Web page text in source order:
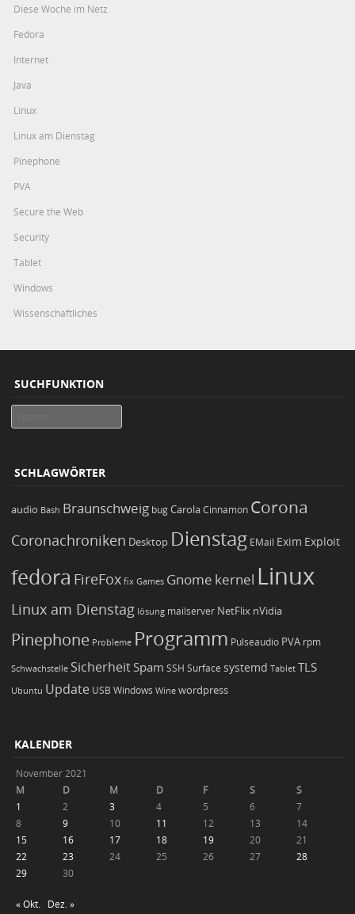
Diese Woche im Netz
Fedora
Internet
Java
Linux
Linux am Dienstag
Pinephone
PVA
Secure the Web
Security
Tablet
Windows
Wissenschaftliches
SUCHFUNKTION
SCHLAGWÖRTER
audio Bash Braunschweig bugCarola Cinnamon Corona
Coronachroniken Desktop Dienstag EMail Exim Exploit
fedora FireFox fix Games Gnome kernel Linux
Linux am Dienstag lösung mailserver NetFlix nVidia
Pinephone Probleme Programm Pulseaudio PVA rpm
Schwachstelle Sicherheit Spam SSH Surface systemd Tablet TLS
Ubuntu Update USB Windows Wine wordpress
KALENDER
November 2021
M
D M D F S
S
1
2 3 4 5 6
7
8
9 10 11 12 13
14
15
16 17 18 19 20
21
22
23 24 25 26 27
28
29
30
« Okt. Dez. »